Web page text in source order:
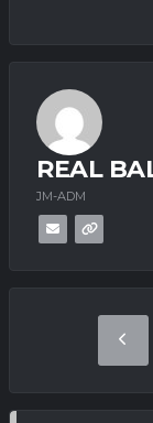
REAL
JM-ADM